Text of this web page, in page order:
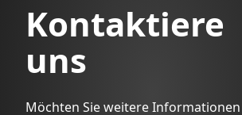
Kontaktiere
uns
Möchten Sie weitere